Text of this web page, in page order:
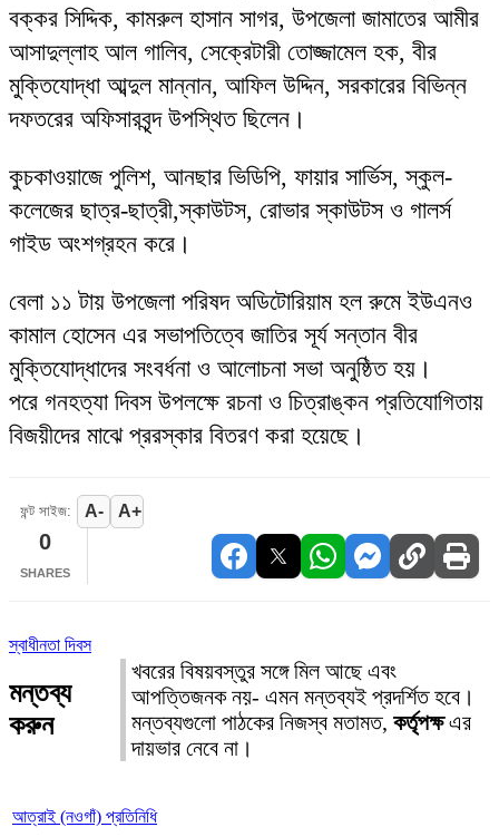
বক্কর সিদ্দিক, কামরুল হাসান সাগর, উপজেলা জামাতের আমীর
আসাদুল্লাহ আল গালিব, সেক্রেটারী তোজ্জামেল হক, বীর
মুক্তিযোদ্ধা আব্দুল মান্নান, আফিল উদ্দিন, সরকারের বিভিন্ন
দফতরের অফিসারবৃন্দ উপস্থিত ছিলেন।
কুচকাওয়াজে পুলিশ, আনছার ভিডিপি, ফায়ার সার্ভিস, স্কুল-
কলেজের ছাত্র-ছাত্রী,স্কাউটস, রোভার স্কাউটস ও গালর্স
গাইড অংশগ্রহন করে।
বেলা ১১ টায় উপজেলা পরিষদ অডিটোরিয়াম হল রুমে ইউএনও
কামাল হোসেন এর সভাপতিত্বে জাতির সূর্য সন্তান বীর
মুক্তিযোদ্ধাদের সংবর্ধনা ও আলোচনা সভা অনুষ্ঠিত হয়।
পরে গনহত্যা দিবস উপলক্ষে রচনা ও চিত্রাঙ্কন প্রতিযোগিতায়
বিজয়ীদের মাঝে প্ররস্কার বিতরণ করা হয়েছে।
ফন্ট সাইজ: A- A+
0
SHARES
স্বাধীনতা দিবস
মন্তব্য
করুন
খবরের বিষয়বস্তুর সঙ্গে মিল আছে এবং
আপত্তিজনক নয়- এমন মন্তব্যই প্রদর্শিত হবে।
মন্তব্যগুলো পাঠকের নিজস্ব মতামত, কর্তৃপক্ষএর
দায়ভার নেবে না।
আত্রাই (নওগাঁ) প্রতিনিধি